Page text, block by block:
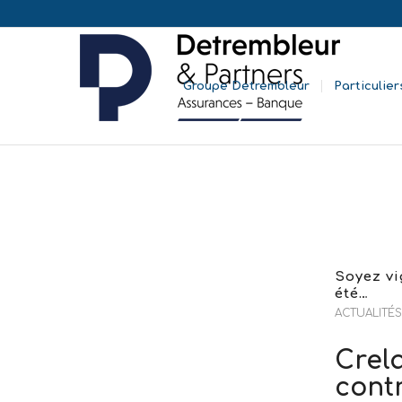
Groupe Detrembleur
Soyez
été…
ACTUALITÉS